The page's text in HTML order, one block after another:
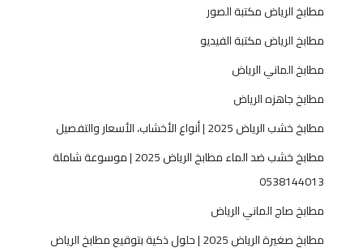
مطابخ الرياض مكتبة الصور
مطابخ الرياض مكتبة الفيديو
مطابخ الماني الرياض
مطابخ جاهزه الرياض
مطابخ خشب الرياض 2025 | أنواع الأخشاب، الأسعار والتفصيل
مطابخ خشب ضد الماء مطابخ الرياض 2025 | موسوعة شاملة
0538144013
مطابخ صاج الماني الرياض
مطابخ صغيرة الرياض 2025 | حلول ذكية بتوقيع مطابخ الرياض